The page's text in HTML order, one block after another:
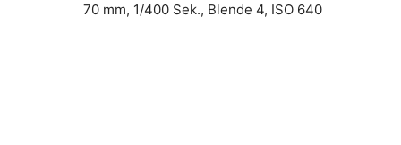
70 mm, 1/400 Sek., Blende 4, ISO 640